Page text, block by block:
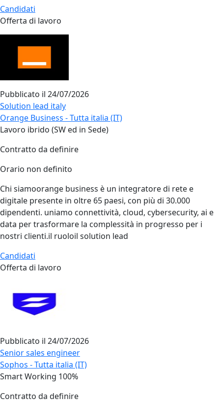
Candidati
Offerta di lavoro
Pubblicato il 24/07/2026
Solution lead italy
Orange Business - Tutta italia (IT)
Lavoro ibrido (SW ed in Sede)
Contratto da definire
Orario non definito
Chi siamoorange business è un integratore di rete e
digitale presente in oltre 65 paesi, con più di 30.000
dipendenti. uniamo connettività, cloud, cybersecurity, ai e
data per trasformare la complessità in progresso per i
nostri clienti.il ruoloil solution lead
Candidati
Offerta di lavoro
Pubblicato il 24/07/2026
Senior sales engineer
Sophos - Tutta italia (IT)
Smart Working 100%
Contratto da definire